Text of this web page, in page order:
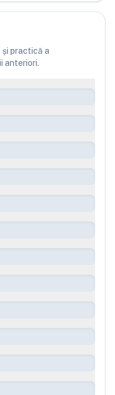
și practică a
anteriori.